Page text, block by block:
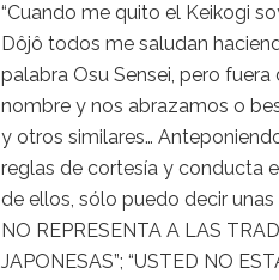
“Cuando me quito el Keikogi
Dôjô todos me saludan
palabra Osu Sensei, pero
nombre y nos abrazamos o
y otros similares…
reglas de cortesía y conducta
de ellos, sólo puedo decir unas
NO REPRESENTA A LAS
JAPONESAS”; “USTED NO